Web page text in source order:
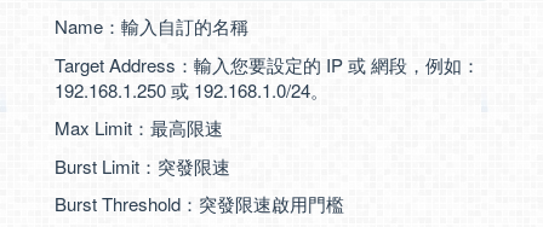
Name：輸入自訂的名稱
Target Address：輸入您要設定的 IP 或 網段，例如：
192.168.1.250 或 192.168.1.0/24。
Max Limit：最高限速
Burst Limit：突發限速
Burst Threshold：突發限速啟用門檻